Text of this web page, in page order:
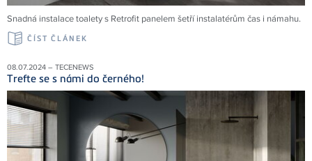
Snadná instalace toalety s Retrofit panelem šetří instalatérům čas i námahu.
ČÍST ČLÁNEK
08.07.2024 – TECENEWS
Trefte se s námi do černého!